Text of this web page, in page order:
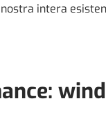
intera